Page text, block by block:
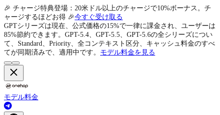
🎉 チャージ特典登場：20米ドル以上のチャージで10%ボーナス。チ
ャージするほどお得 🎉今すぐ受け取る
GPTシリーズは現在、公式価格の15%で一律に課金され、ユーザーは
85%節約できます。GPT-5.4、GPT-5.5、GPT-5.6の全シリーズについ
て、Standard、Priority、全コンテキスト区分、キャッシュ料金のすべ
てが同期済みで、適用中です。 モデル料金を見る
モデル料金